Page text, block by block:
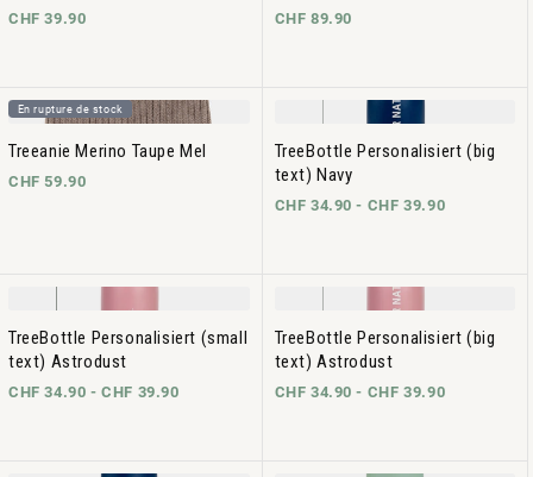
CHF 39.90 CHF 89.90
En rupture de stock
Treeanie Merino Taupe Mel
CHF 59.90
TreeBottle Personalisiert (big
text) Navy
CHF 34.90 - CHF 39.90
TreeBottle Personalisiert (small
text) Astrodust
CHF 34.90 -CHF 39.90
TreeBottle Personalisiert (big
text) Astrodust
CHF 34.90 - CHF 39.90